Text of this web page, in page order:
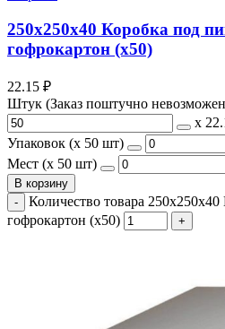
250х250х40 Коробка под
гофрокартон (х50)
22.15 ₽
Штук (Заказ поштучно
х
Упаковок (x 50 шт)
Мест (x 50 шт)
В корзину
Количество товара
гофрокартон (х50)